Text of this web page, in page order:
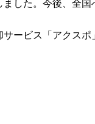
した。今後、全国
ービス「アクスポ